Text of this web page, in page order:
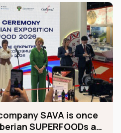
SAVA is once
SUPERFOODs at